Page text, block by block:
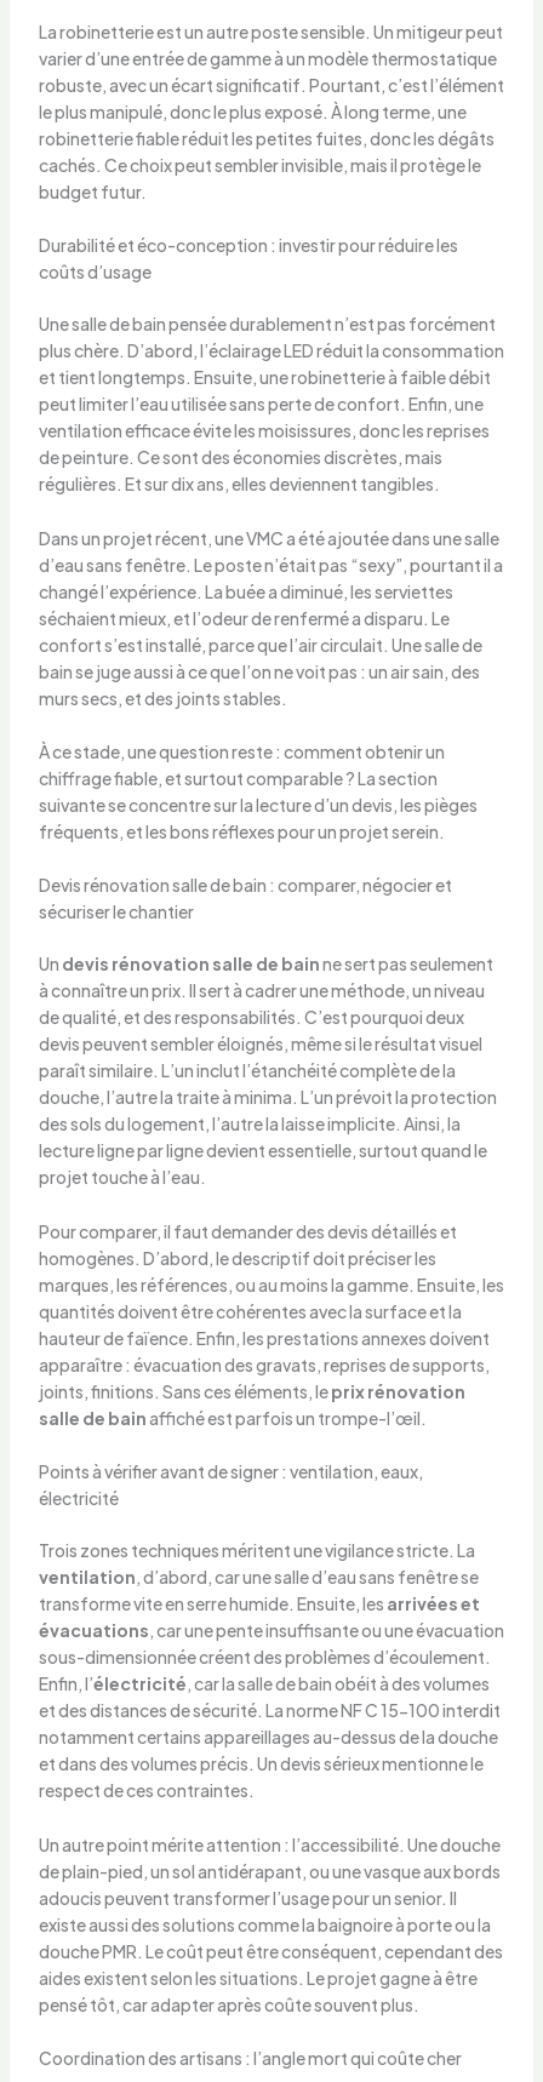
La robinetterie est un autre poste sensible. Un mitigeur peut
varier d’une entrée de gamme à un modèle thermostatique
robuste, avec un écart significatif. Pourtant, c’est l’élément
le plus manipulé, donc le plus exposé. À long terme, une
robinetterie fiable réduit les petites fuites, donc les dégâts
cachés. Ce choix peut sembler invisible, mais il protège le
budget futur.
Durabilité et éco-conception : investir pour réduire les
coûts d’usage
Une salle de bain pensée durablement n’est pas forcément
plus chère. D’abord, l’éclairage LED réduit la consommation
et tient longtemps. Ensuite, une robinetterie à faible débit
peut limiter l’eau utilisée sans perte de confort. Enfin, une
ventilation efficace évite les moisissures, donc les reprises
de peinture. Ce sont des économies discrètes, mais
régulières. Et sur dix ans, elles deviennent tangibles.
Dans un projet récent, une VMC a été ajoutée dans une salle
d’eau sans fenêtre. Le poste n’était pas “sexy”, pourtant il a
changé l’expérience. La buée a diminué, les serviettes
séchaient mieux, et l’odeur de renfermé a disparu. Le
confort s’est installé, parce que l’air circulait. Une salle de
bain se juge aussi à ce que l’on ne voit pas : un air sain, des
murs secs, et des joints stables.
À ce stade, une question reste : comment obtenir un
chiffrage fiable, et surtout comparable ? La section
suivante se concentre sur la lecture d’un devis, les pièges
fréquents, et les bons réflexes pour un projet serein.
Devis rénovation salle de bain : comparer, négocier et
sécuriser le chantier
Un devis rénovation salle de bainne sert pas seulement
à connaître un prix. Il sert à cadrer une méthode, un niveau
de qualité, et des responsabilités. C’est pourquoi deux
devis peuvent sembler éloignés, même si le résultat visuel
paraît similaire. L’un inclut l’étanchéité complète de la
douche, l’autre la traite à minima. L’un prévoit la protection
des sols du logement, l’autre la laisse implicite. Ainsi, la
lecture ligne par ligne devient essentielle, surtout quand le
projet touche à l’eau.
Pour comparer, il faut demander des devis détaillés et
homogènes. D’abord, le descriptif doit préciser les
marques, les références, ou au moins la gamme. Ensuite, les
quantités doivent être cohérentes avec la surface et la
hauteur de faïence. Enfin, les prestations annexes doivent
apparaître : évacuation des gravats, reprises de supports,
joints, finitions. Sans ces éléments, leprix rénovation
salle de bainaffiché est parfois un trompe-l’œil.
Points à vérifier avant de signer : ventilation, eaux,
électricité
Trois zones techniques méritent une vigilance stricte. La
ventilation, d’abord, car une salle d’eau sans fenêtre se
transforme vite en serre humide. Ensuite, les arrivées et
évacuations, car une pente insuffisante ou une évacuation
sous-dimensionnée créent des problèmes d’écoulement.
Enfin, l’électricité, car la salle de bain obéit à des volumes
et des distances de sécurité. La norme NF C 15-100 interdit
notamment certains appareillages au-dessus de la douche
et dans des volumes précis. Un devis sérieux mentionne le
respect de ces contraintes.
Un autre point mérite attention : l’accessibilité. Une douche
de plain-pied, un sol antidérapant, ou une vasque aux bords
adoucis peuvent transformer l’usage pour un senior. Il
existe aussi des solutions comme la baignoire à porte ou la
douche PMR. Le coût peut être conséquent, cependant des
aides existent selon les situations. Le projet gagne à être
pensé tôt, car adapter après coûte souvent plus.
Coordination des artisans : l’angle mort qui coûte cher